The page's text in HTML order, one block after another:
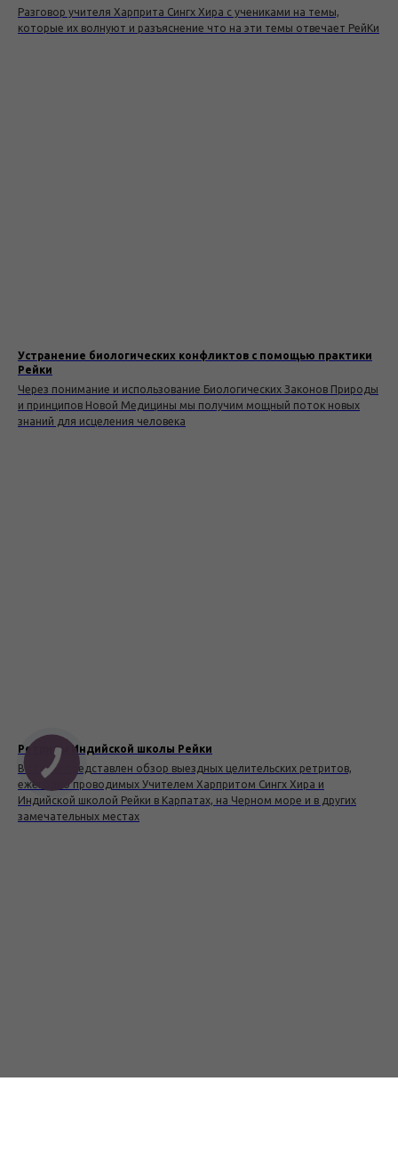
Разговор учителя Харприта Сингх Хира с учениками на темы,
которые их волнуют и разъяснение что на эти темы отвечает РейКи
Устранение биологических конфликтов с помощью практики
Рейки
Через понимание и использование Биологических Законов Природы
и принципов Новой Медицины мы получим мощный поток новых
знаний для исцеления человека
Ретриты Индийской школы Рейки
В статье представлен обзор выездных целительских ретритов,
ежегодно проводимых Учителем Харпритом Сингх Хира и
Индийской школой Рейки в Карпатах, на Черном море и в других
замечательных местах